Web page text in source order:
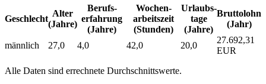
Geschlecht
Alter
(Jahre)
Berufs­
erfahrung
(Jahre)
Wochen­
arbeitszeit
(Stunden)
Urlaubs­
tage
(Jahre)
Bruttolohn
(Jahr)
männlich 27,0 4,0 42,0 20,0
27.692,31
EUR
Alle Daten sind errechnete Durchschnittswerte.